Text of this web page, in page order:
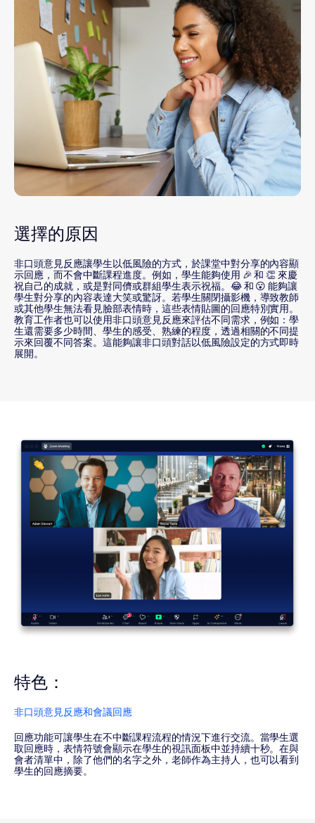
選擇的原因
非口頭意見反應讓學生以低風險的方式，於課堂中對分享的內容顯
示回應，而不會中斷課程進度。例如，學生能夠使用 🎉 和 👏 來慶
祝自己的成就，或是對同儕或群組學生表示祝福。😂 和 😮 能夠讓
學生對分享的內容表達大笑或驚訝。若學生關閉攝影機，導致教師
或其他學生無法看見臉部表情時，這些表情貼圖的回應特別實用。
教育工作者也可以使用非口頭意見反應來評估不同需求，例如：學
生還需要多少時間、學生的感受、熟練的程度，透過相關的不同提
示來回覆不同答案。這能夠讓非口頭對話以低風險設定的方式即時
展開。
特色：
非口頭意見反應和會議回應
回應功能可讓學生在不中斷課程流程的情況下進行交流。當學生選
取回應時，表情符號會顯示在學生的視訊面板中並持續十秒。在與
會者清單中，除了他們的名字之外，老師作為主持人，也可以看到
學生的回應摘要。